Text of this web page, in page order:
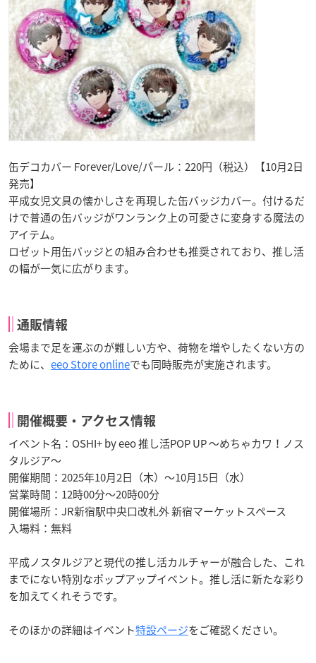
缶デコカバー Forever/Love/パール：220円（税込）【10月2日
発売】
平成女児文具の懐かしさを再現した缶バッジカバー。付けるだ
けで普通の缶バッジがワンランク上の可愛さに変身する魔法の
アイテム。
ロゼット用缶バッジとの組み合わせも推奨されており、推し活
の幅が一気に広がります。
通販情報
会場まで足を運ぶのが難しい方や、荷物を増やしたくない方の
ために、 eeo Store onlineでも同時販売が実施されます。
開催概要・アクセス情報
イベント名：OSHI+ by eeo 推し活POP UP ～めちゃカワ！ノス
タルジア～
開催期間：2025年10月2日（木）～10月15日（水）
営業時間：12時00分～20時00分
開催場所：JR新宿駅中央口改札外 新宿マーケットスペース
入場料：無料
平成ノスタルジアと現代の推し活カルチャーが融合した、これ
までにない特別なポップアップイベント。推し活に新たな彩り
を加えてくれそうです。
そのほかの詳細はイベント特設ページをご確認ください。